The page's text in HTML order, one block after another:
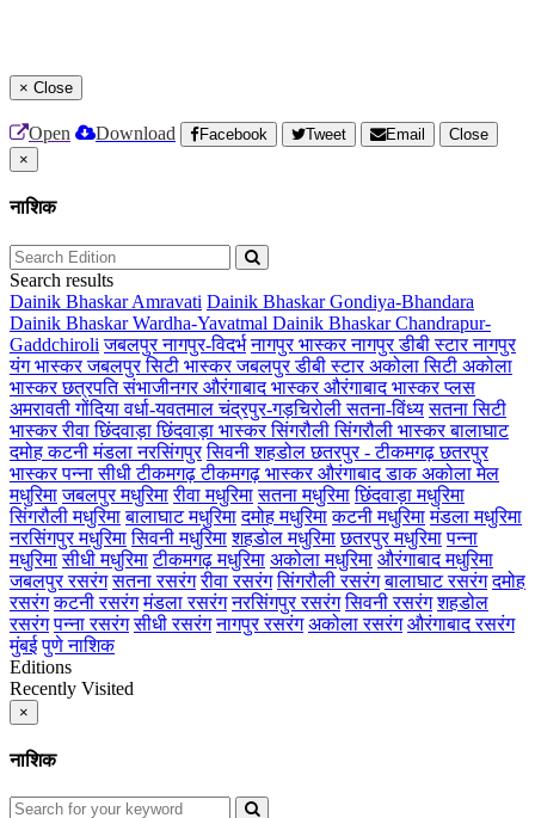
× Close
Open Download Facebook Tweet Email
Close
×
नाशिक
Search results
Dainik Bhaskar Amravati Dainik Bhaskar Gondiya-Bhandara
Dainik Bhaskar Wardha-Yavatmal Dainik Bhaskar Chandrapur-
Gaddchiroli जबलपुरनागपुर-विदर्भ नागपुर भास्करनागपुर डीबी स्टारनागपुर
यंग भास्करजबलपुर सिटी भास्करजबलपुर डीबी स्टारअकोला सिटी अकोला
भास्करछत्रपति संभाजीनगरऔरंगाबाद भास्करऔरंगाबाद भास्कर प्लस
अमरावतीगोंदियावर्धा-यवतमालचंद्रपुर-गड़चिरोलीसतना-विंध्य सतना सिटी
भास्कररीवाछिंदवाड़ाछिंदवाड़ा भास्करसिंगरौलीसिंगरौली भास्करबालाघाट
दमोहकटनीमंडलानरसिंगपुर सिवनीशहडोलछतरपुर - टीकमगढ़छतरपुर
भास्करपन्नासीधीटीकमगढ़टीकमगढ़ भास्करऔरंगाबाद डाकअकोला मेल
मधुरिमा जबलपुर मधुरिमा रीवा मधुरिमा सतना मधुरिमा छिंदवाड़ा मधुरिमा
सिंगरौली मधुरिमा बालाघाट मधुरिमा दमोह मधुरिमा कटनी मधुरिमा मंडला मधुरिमा
नरसिंगपुर मधुरिमा सिवनी मधुरिमा शहडोल मधुरिमा छतरपुर मधुरिमा पन्ना
मधुरिमा सीधी मधुरिमा टीकमगढ़ मधुरिमा अकोला मधुरिमा औरंगाबाद मधुरिमा
जबलपुर रसरंग सतना रसरंग रीवा रसरंग सिंगरौली रसरंग बालाघाट रसरंग दमोह
रसरंग कटनी रसरंग मंडला रसरंग नरसिंगपुर रसरंग सिवनी रसरंग शहडोल
रसरंग पन्ना रसरंग सीधी रसरंग नागपुर रसरंग अकोला रसरंग औरंगाबाद रसरंग
मुंबई पुणेनाशिक
Editions
Recently Visited
×
नाशिक